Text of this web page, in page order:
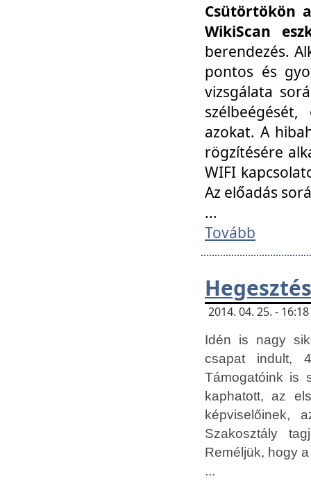
Csütörtökön
WikiScan
berendezés.
pontos és
vizsgálata
azokat. A
rögzítésére
WIFI
Az előadás
...
Tovább
2014. 04. 25. -
Idén is nagy
csapat indult,
Támogatóink is
kaphatott, az
képviselőinek,
Szakosztály
Reméljük, hogy
...